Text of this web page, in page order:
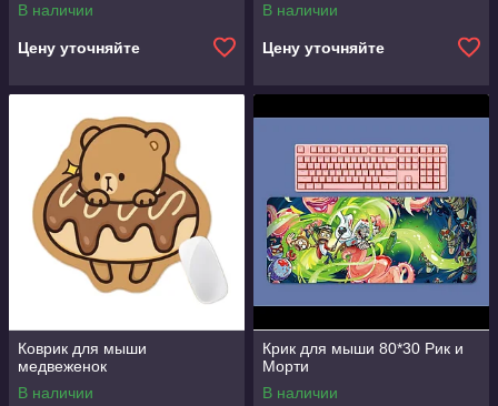
В наличии
Цену уточняйте
В наличии
Цену уточняйте
Коврик для мыши
медвеженок
В наличии
Крик для мыши 80*30 Рик и
Морти
В наличии